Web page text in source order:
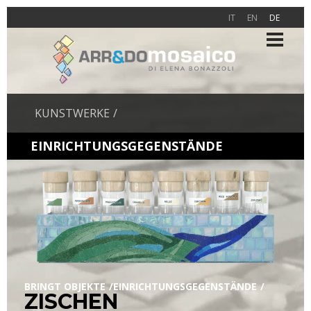
IT EN DE
KUNSTWERKE
EINRICHTUNGSGEGENSTÄNDE
BRINGT OBJEKTE EINRICHTUNGSGEGENSTÄNDE
ZISCHEN